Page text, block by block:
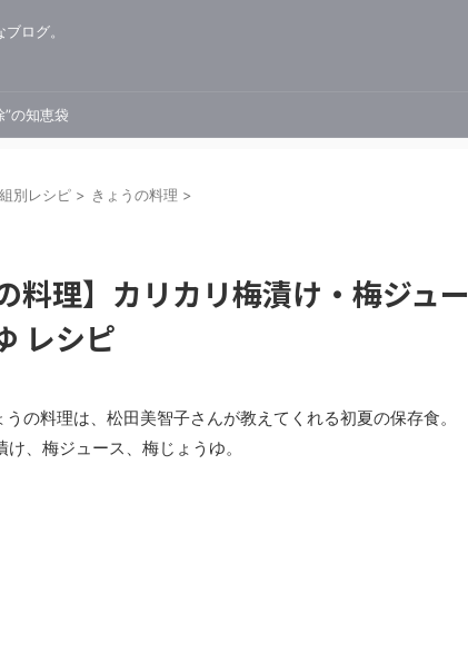
ログ。
”の知恵袋
別レシピ > きょうの料理 >
料理】カリカリ梅漬け・梅ジュー
レシピ
の料理は、松田美智子さんが教えてくれる初夏の保存食。
、梅ジュース、梅じょうゆ。